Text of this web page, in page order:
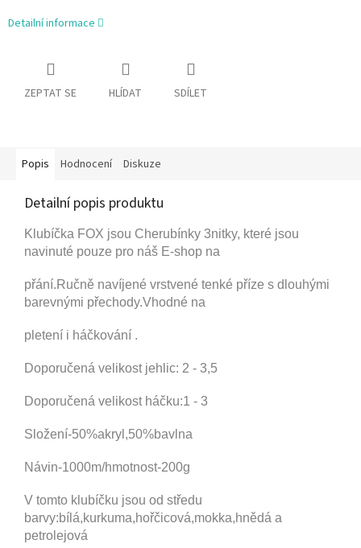
Detailní informace
ZEPTAT SE HLÍDAT SDÍLET
Popis Hodnocení Diskuze
Detailní popis produktu
Klubíčka FOX jsou Cherubínky 3nitky, které jsou
navinuté pouze pro náš E-shop na
přání. Ručně navíjené vrstvené tenké příze s dlouhými
barevnými přechody.Vhodné na
pletení i háčkování .
Doporučená velikost jehlic: 2 - 3,5
Doporučená velikost háčku:1 - 3
Složení-50%akryl,50%bavlna
Návin-1000m/hmotnost-200g
V tomto klubíčku jsou od středu
barvy:bílá,kurkuma,hořčicová,mokka,hnědá a
petrolejová